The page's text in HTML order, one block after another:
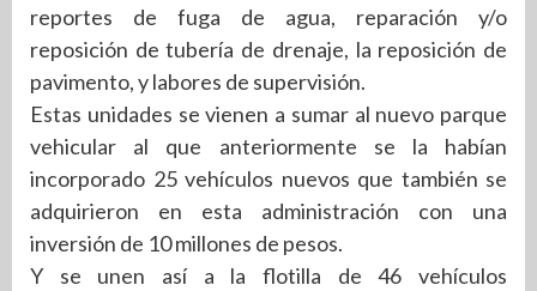
reportes de fuga de agua, reparación y/o
reposición de tubería de drenaje, la reposición de
pavimento, y labores de supervisión.
Estas unidades se vienen a sumar al nuevo parque
vehicular al que anteriormente se la habían
incorporado 25 vehículos nuevos que también se
adquirieron en esta administración con una
inversión de 10 millones de pesos.
Y se unen así a la flotilla de 46 vehículos